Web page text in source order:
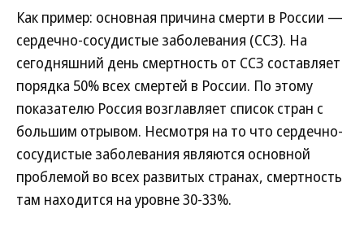
Как пример: основная причина смерти в России —
сердечно-сосудистые заболевания (ССЗ). На
сегодняшний день смертность от ССЗ составляет
порядка 50% всех смертей в России. По этому
показателю Россия возглавляет список стран с
большим отрывом. Несмотря на то что сердечно-
сосудистые заболевания являются основной
проблемой во всех развитых странах, смертность
там находится на уровне 30-33%.